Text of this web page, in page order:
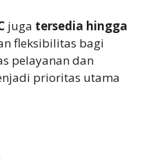
juga tersedia hingga
fleksibilitas bagi
pelayanan dan
prioritas utama